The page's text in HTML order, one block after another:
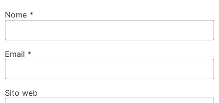
Nome *
Email *
Sito web